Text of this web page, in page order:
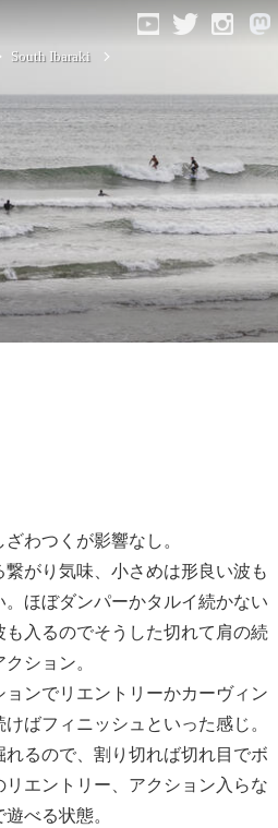
South Ibaraki
わつくが影響なし。
繋がり気味、小さめは形良い波も
ほぼダンパーかタルイ続かない
入るのでそうした切れて肩の続
ション。
ンでリエントリーかカーヴィン
ばフィニッシュといった感じ。
るので、割り切れば切れ目でボ
リエントリー、アクション入らな
べる状態。